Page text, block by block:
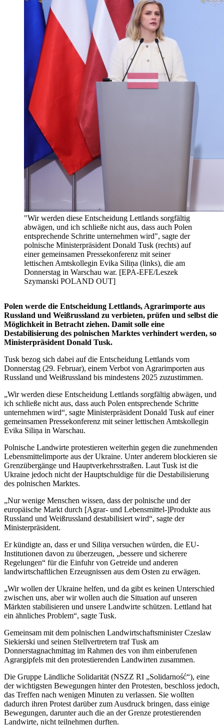
"Wir werden diese Entscheidung Lettlands sorgfältig
abwägen, und ich schließe nicht aus, dass auch Polen
entsprechende Schritte unternehmen wird", sagte der
polnische Ministerpräsident Donald Tusk (rechts) auf
einer gemeinsamen Pressekonferenz mit seiner
lettischen Amtskollegin Evika Siliņa (links), die am
Donnerstag in Warschau war. [EPA-EFE/Leszek
Szymanski POLAND OUT]
Polen werde die Entscheidung Lettlands, Agrarimporte aus
Russland und Weißrussland zu verbieten, prüfen und selbst die
Möglichkeit in Betracht ziehen. Damit solle eine
Destabilisierung des polnischen Marktes verhindert werden, so
Ministerpräsident Donald Tusk.
Tusk bezog sich dabei auf die Entscheidung Lettlands vom
Donnerstag (29. Februar), einem Verbot von Agrarimporten aus
Russland und Weißrussland bis mindestens 2025 zuzustimmen.
„Wir werden diese Entscheidung Lettlands sorgfältig abwägen, und
ich schließe nicht aus, dass auch Polen entsprechende Schritte
unternehmen wird“, sagte Ministerpräsident Donald Tusk auf einer
gemeinsamen Pressekonferenz mit seiner lettischen Amtskollegin
Evika Siliņa in Warschau.
Polnische Landwirte protestieren weiterhin gegen die zunehmenden
Lebensmittelimporte aus der Ukraine. Unter anderem blockieren sie
Grenzübergänge und Hauptverkehrsstraßen. Laut Tusk ist die
Ukraine jedoch nicht der Hauptschuldige für die Destabilisierung
des polnischen Marktes.
„Nur wenige Menschen wissen, dass der polnische und der
europäische Markt durch [Agrar- und Lebensmittel-]Produkte aus
Russland und Weißrussland destabilisiert wird“, sagte der
Ministerpräsident.
Er kündigte an, dass er und Siliņa versuchen würden, die EU-
Institutionen davon zu überzeugen, „bessere und sicherere
Regelungen“ für die Einfuhr von Getreide und anderen
landwirtschaftlichen Erzeugnissen aus dem Osten zu erwägen.
„Wir wollen der Ukraine helfen, und da gibt es keinen Unterschied
zwischen uns, aber wir wollen auch die Situation auf unseren
Märkten stabilisieren und unsere Landwirte schützen. Lettland hat
ein ähnliches Problem“, sagte Tusk.
Gemeinsam mit dem polnischen Landwirtschaftsminister Czeslaw
Siekierski und seinen Stellvertretern traf Tusk am
Donnerstagnachmittag im Rahmen des von ihm einberufenen
Agrargipfels mit den protestierenden Landwirten zusammen.
Die Gruppe Ländliche Solidarität (NSZZ RI „Solidarność“), eine
der wichtigsten Bewegungen hinter den Protesten, beschloss jedoch,
das Treffen nach wenigen Minuten zu verlassen. Sie wollten
dadurch ihren Protest darüber zum Ausdruck bringen, dass einige
Bewegungen, darunter auch die an der Grenze protestierenden
Landwirte, nicht teilnehmen durften.